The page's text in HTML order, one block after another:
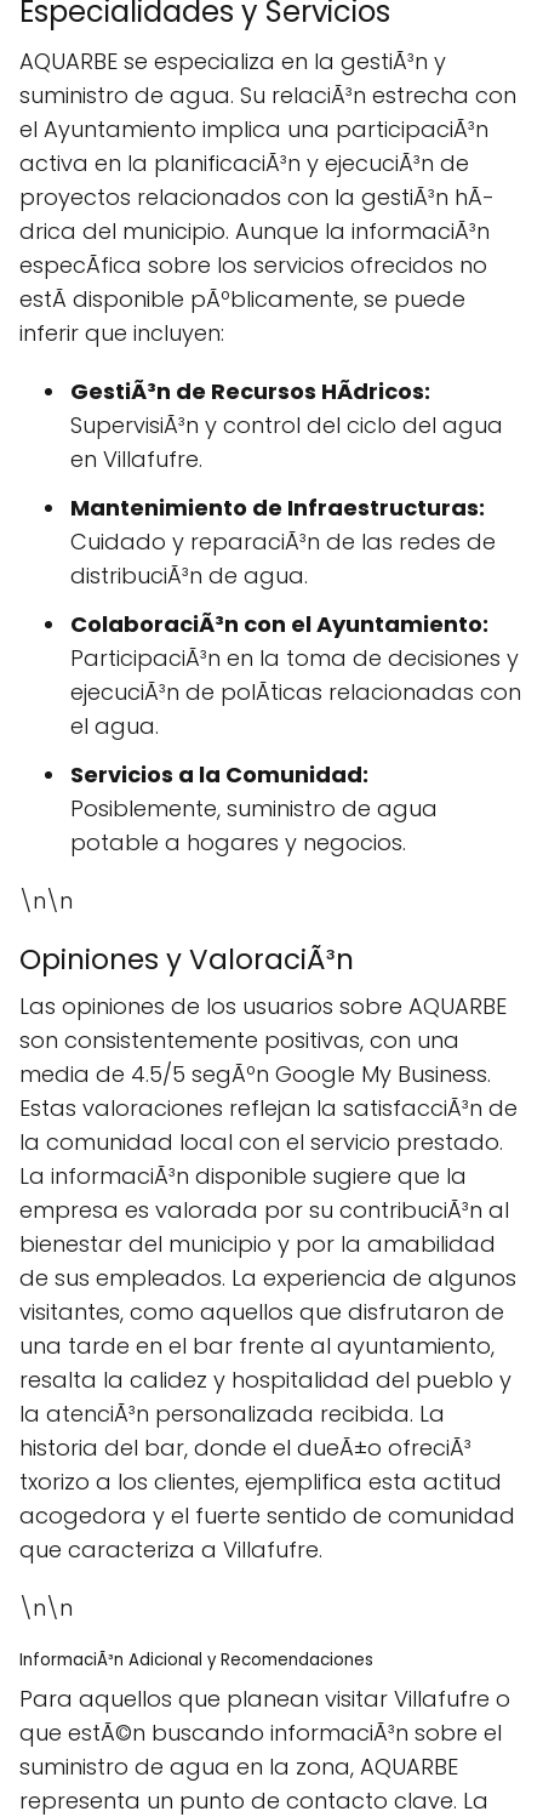
Especialidades y Servicios
AQUARBE se especializa en la gestiÃ³n y
suministro de agua. Su relaciÃ³n estrecha con
el Ayuntamiento implica una participaciÃ³n
activa en la planificaciÃ³n y ejecuciÃ³n de
proyectos relacionados con la gestiÃ³n hÃ­
drica del municipio. Aunque la informaciÃ³n
especÃ­fica sobre los servicios ofrecidos no
estÃ disponible pÃºblicamente, se puede
inferir que incluyen:
GestiÃ³n de Recursos HÃ­dricos:
SupervisiÃ³n y control del ciclo del agua
en Villafufre.
Mantenimiento de Infraestructuras:
Cuidado y reparaciÃ³n de las redes de
distribuciÃ³n de agua.
ColaboraciÃ³n con el Ayuntamiento:
ParticipaciÃ³n en la toma de decisiones y
ejecuciÃ³n de polÃ­ticas relacionadas con
el agua.
Servicios a la Comunidad:
Posiblemente, suministro de agua
potable a hogares y negocios.
\n\n
Opiniones y ValoraciÃ³n
Las opiniones de los usuarios sobre AQUARBE
son consistentemente positivas, con una
media de 4.5/5 segÃºn Google My Business.
Estas valoraciones reflejan la satisfacciÃ³n de
la comunidad local con el servicio prestado.
La informaciÃ³n disponible sugiere que la
empresa es valorada por su contribuciÃ³n al
bienestar del municipio y por la amabilidad
de sus empleados. La experiencia de algunos
visitantes, como aquellos que disfrutaron de
una tarde en el bar frente al ayuntamiento,
resalta la calidez y hospitalidad del pueblo y
la atenciÃ³n personalizada recibida. La
historia del bar, donde el dueÃ±o ofreciÃ³
txorizo a los clientes, ejemplifica esta actitud
acogedora y el fuerte sentido de comunidad
que caracteriza a Villafufre.
\n\n
InformaciÃ³n Adicional y Recomendaciones
Para aquellos que planean visitar Villafufre o
que estÃ©n buscando informaciÃ³n sobre el
suministro de agua en la zona, AQUARBE
representa un punto de contacto clave. La